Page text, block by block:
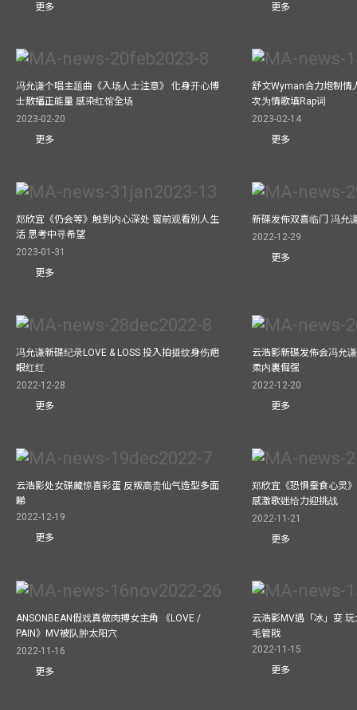
更多
更多
冯允谦个唱主题曲《入场人士注意》 化身开心博
士散播正能量 感染红馆全场
2023-02-20
更多
舒文Wyman合力炮制情
次为情歌填Rap词
2023-02-14
更多
郑欣宜《仍会等》触到内心深处 窗前观看別人生
活 思考中寻希望
2023-01-31
更多
新碟发佈双喜临门 冯允
2022-12-29
更多
冯允谦新碟纪录LOVE & LOSS 投入拍摄纹身伤疤
眼红红
2022-12-28
更多
云浩影新碟发佈会冯允
柔内裏倔强
2022-12-20
更多
云浩影处女碟藏惊喜彩蛋 反叛高贵仙气造型多面
睇
2022-12-19
更多
郑欣宜《恐惧蚕食心灵
感激歌迷给力迎挑战
2022-11-21
更多
ANSONBEAN假戏真做肉搏女主角 《LOVE /
PAIN》MV被队肿太阳穴
2022-11-16
更多
云浩影MV遇「冰」变
毛管戙
2022-11-15
更多